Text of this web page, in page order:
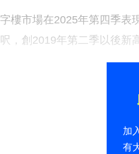
樓市場在2025年第四季表
，創2019年第二季以後新
加
有